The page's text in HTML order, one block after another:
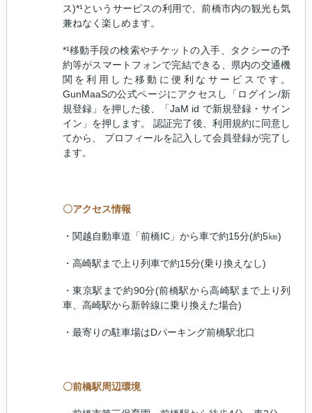
ス)*¹というサービスの利用で、前橋市内の観光も気
兼ねなく楽しめます。
*¹移動手段の検索やチケットの入手、タクシーの予
約等がスマートフォンで完結できる、県内の交通機
関を利用した移動に便利なサービスです。
GunMaaSの公式ページにアクセスし「ログイン/新
規登録」を押した後、「JaM id で新規登録・サイン
イン」を押します。 認証完了後、利用規約に同意し
てから、 プロフィールを記入して会員登録が完了し
ます。
〇アクセス情報
・関越自動車道「前橋IC」から車で約15分(約5㎞)
・高崎駅まで上り列車で約15分(乗り換えなし)
・東京駅まで約90分(前橋駅から高崎駅まで上り列
車、高崎駅から新幹線に乗り換えた場合)
・最寄りの駐車場はDパーキング前橋駅北口
〇前橋駅周辺環境